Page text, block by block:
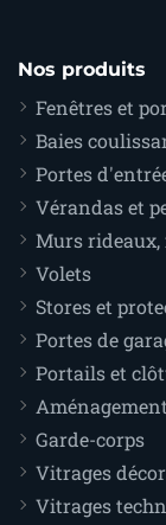
Nos produits
Fenêtres et
Baies
Portes
Vérandas et
Murs
Volets
Stores et
Portes de
Portails et
Garde-corps
Vitrages
Vitrages